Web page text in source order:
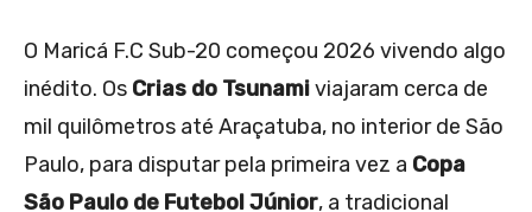
O Maricá F.C Sub-20 começou 2026 vivendo algo
inédito. Os Crias do Tsunamiviajaram cerca de
mil quilômetros até Araçatuba, no interior de São
Paulo, para disputar pela primeira vez a Copa
São Paulo de Futebol Júnior, a tradicional